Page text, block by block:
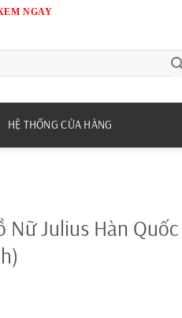
NGAY
HỆ THỐNG CỬA HÀNG
Nữ Julius Hàn